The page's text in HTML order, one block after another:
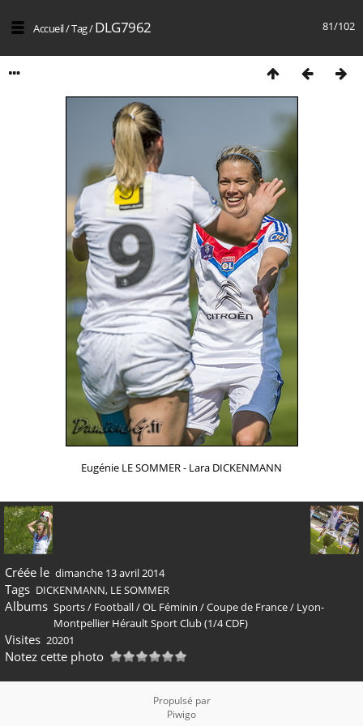
81/102
Accueil/Tag/DLG7962
Eugénie LE SOMMER - Lara DICKENMANN
Créée le dimanche 13 avril 2014
Tags DICKENMANN, LE SOMMER
Albums Sports/ Football/OL Féminin /Coupe de France/ Lyon-
Montpellier Hérault Sport Club (1/4 CDF)
Visites 20201
Notez cette photo
Propulsé par
Piwigo